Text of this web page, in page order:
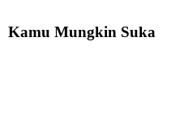
Kamu Mungkin Suka